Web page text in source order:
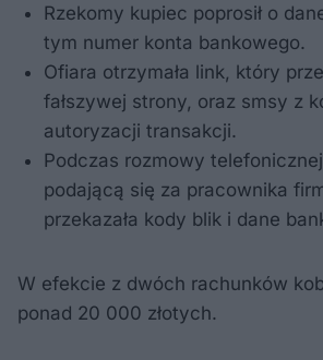
Rzekomy kupiec poprosił o
tym numer konta bankowego.
Ofiara otrzymała link, który
fałszywej strony, oraz smsy z
autoryzacji transakcji.
Podczas rozmowy
podającą się za pracownika
przekazała kody blik i dane
W efekcie z dwóch rachunków
ponad 20 000 złotych.